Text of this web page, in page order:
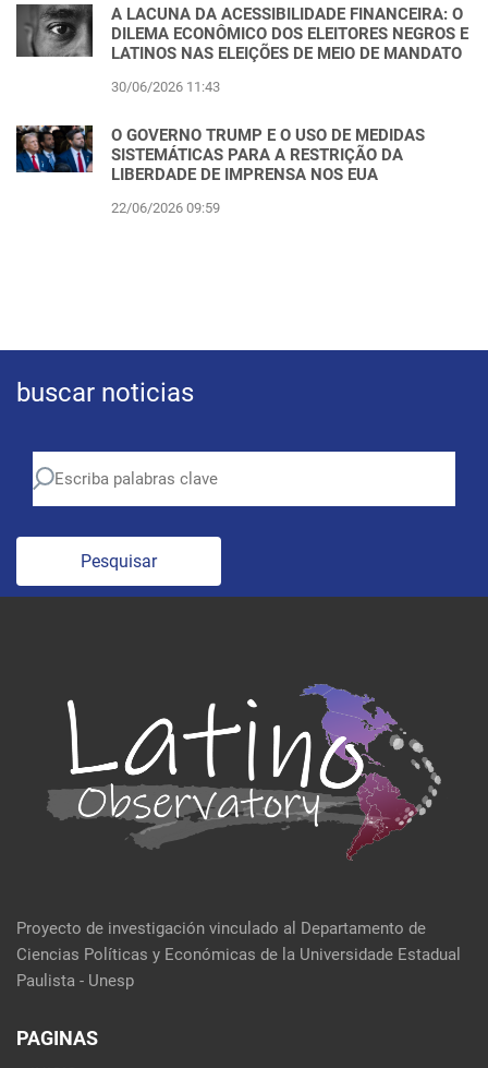
A LACUNA DA ACESSIBILIDADE FINANCEIRA: O
DILEMA ECONÔMICO DOS ELEITORES NEGROS E
LATINOS NAS ELEIÇÕES DE MEIO DE MANDATO
30/06/2026 11:43
O GOVERNO TRUMP E O USO DE MEDIDAS
SISTEMÁTICAS PARA A RESTRIÇÃO DA
LIBERDADE DE IMPRENSA NOS EUA
22/06/2026 09:59
buscar noticias
Pesquisar
Proyecto de investigación vinculado al Departamento de
Ciencias Políticas y Económicas de la Universidade Estadual
Paulista - Unesp
PAGINAS